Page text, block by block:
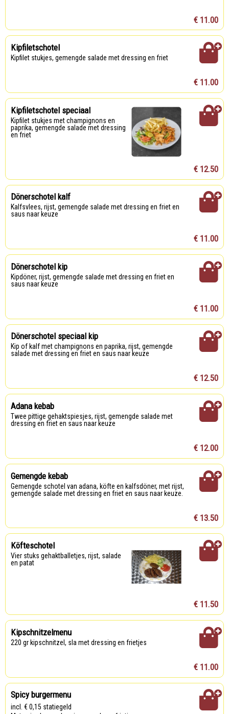
€ 11.00
Kipfiletschotel
Kipfilet stukjes, gemengde salade met dressing en friet
€ 11.00
Kipfiletschotel speciaal
Kipfilet stukjes met champignons en
paprika, gemengde salade met dressing
en friet
€ 12.50
Dönerschotel kalf
Kalfsvlees, rijst, gemengde salade met dressing en friet en
saus naar keuze
€ 11.00
Dönerschotel kip
Kipdöner, rijst, gemengde salade met dressing en friet en
saus naar keuze
€ 11.00
Dönerschotel speciaal kip
Kip of kalf met champignons en paprika, rijst, gemengde
salade met dressing en friet en saus naar keuze
€ 12.50
Adana kebab
Twee pittige gehaktspiesjes, rijst, gemengde salade met
dressing en friet en saus naar keuze
€ 12.00
Gemengde kebab
Gemengde schotel van adana, köfte en kalfsdöner, met rijst,
gemengde salade met dressing en friet en saus naar keuze.
€ 13.50
Köfteschotel
Vier stuks gehaktballetjes, rijst, salade
en patat
€ 11.50
Kipschnitzelmenu
220 gr kipschnitzel, sla met dressing en frietjes
€ 11.00
Spicy burgermenu
incl. € 0,15 statiegeld